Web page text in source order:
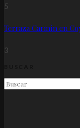
5
Terraza Carmín en
3